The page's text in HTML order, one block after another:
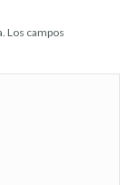
Los campos